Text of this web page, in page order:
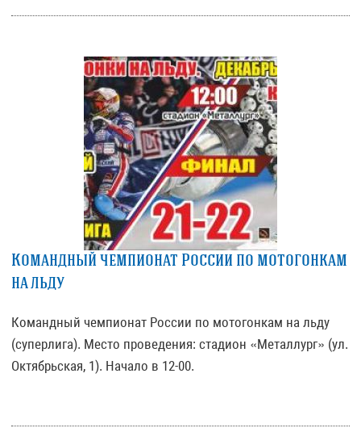
Командный чемпионат России по мотогонкам
на льду
Командный чемпионат России по мотогонкам на льду
(суперлига). Место проведения: стадион «Металлург» (ул.
Октябрьская, 1). Начало в 12-00.